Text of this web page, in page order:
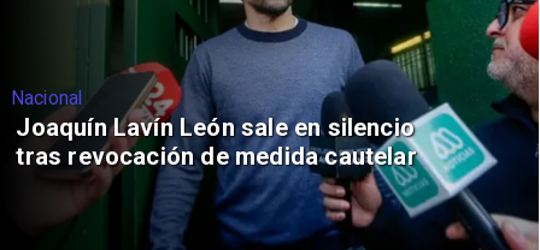
Nacional
Joaquín Lavín León sale en silencio
tras revocación de medida cautelar